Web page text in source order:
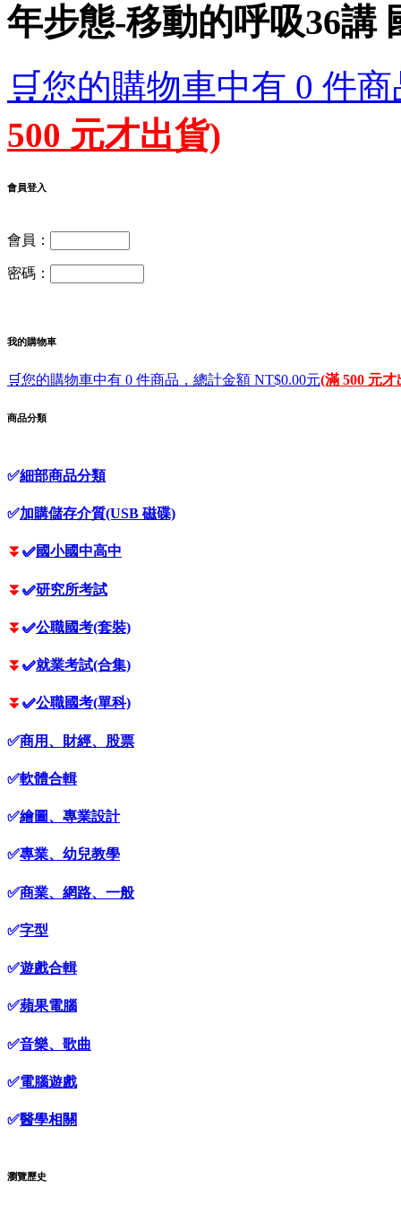
年步態-移動的呼吸36講
🛒您的購物車中有 0 件
500 元才出貨)
會員登入
會員：
密碼：
我的購物車
🛒您的購物車中有 0 件商品，總計金額 NT$0.00元(滿 500 元才
商品分類
✅細部商品分類
✅加購儲存介質(USB 磁碟)
⏬ ✅國小國中高中
⏬ ✅研究所考試
⏬ ✅公職國考(套裝)
⏬ ✅就業考試(合集)
⏬ ✅公職國考(單科)
✅商用、財經、股票
✅軟體合輯
✅繪圖、專業設計
✅專業、幼兒教學
✅商業、網路、一般
✅字型
✅遊戲合輯
✅蘋果電腦
✅音樂、歌曲
✅電腦遊戲
✅醫學相關
瀏覽歷史